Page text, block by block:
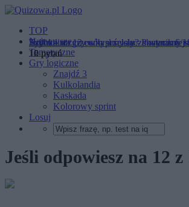
TOP
Najnowsze
Tematyczne
Gry logiczne
Znajdź 3
Kulkolandia
Kaskada
Kolorowy sprint
Losuj
Jeśli odpowiesz na 12
Humanista czy umysł ścisły?
12 pytań
Tylko 1 na 12 osób przekracza wynik 6/
10 pytań
Szybka rozgrzewka umysłu -
10 pytań